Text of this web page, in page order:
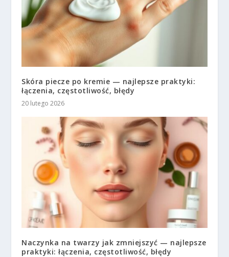
Skóra piecze po kremie — najlepsze praktyki:
łączenia, częstotliwość, błędy
20 lutego 2026
Naczynka na twarzy jak zmniejszyć — najlepsze
praktyki: łączenia, częstotliwość, błędy